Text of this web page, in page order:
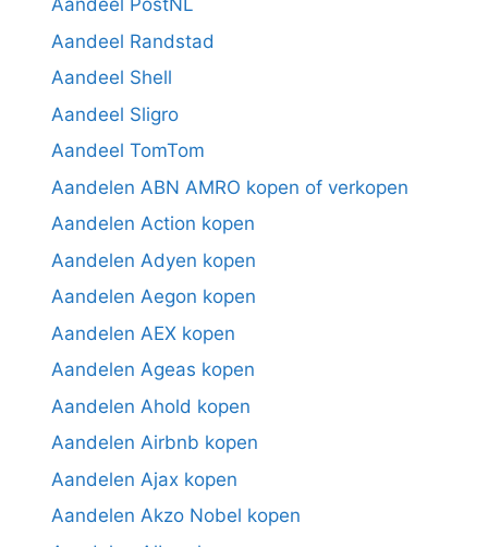
Aandeel PostNL
Aandeel Randstad
Aandeel Shell
Aandeel Sligro
Aandeel TomTom
Aandelen ABN AMRO kopen of verkopen
Aandelen Action kopen
Aandelen Adyen kopen
Aandelen Aegon kopen
Aandelen AEX kopen
Aandelen Ageas kopen
Aandelen Ahold kopen
Aandelen Airbnb kopen
Aandelen Ajax kopen
Aandelen Akzo Nobel kopen